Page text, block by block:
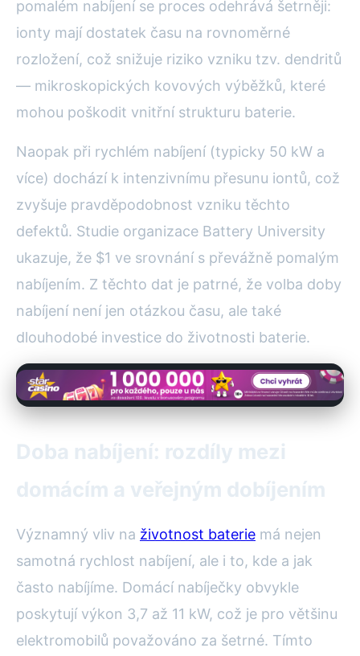
pomalém nabíjení se proces odehrává šetrněji:
ionty mají dostatek času na rovnoměrné
rozložení, což snižuje riziko vzniku tzv. dendritů
— mikroskopických kovových výběžků, které
mohou poškodit vnitřní strukturu baterie.
Naopak při rychlém nabíjení (typicky 50 kW a
více) dochází k intenzivnímu přesunu iontů, což
zvyšuje pravděpodobnost vzniku těchto
defektů. Studie organizace Battery University
ukazuje, že $1 ve srovnání s převážně pomalým
nabíjením. Z těchto dat je patrné, že volba doby
nabíjení není jen otázkou času, ale také
dlouhodobé investice do životnosti baterie.
Doba nabíjení: rozdíly mezi
domácím a veřejným dobíjením
Významný vliv na životnost baterie má nejen
samotná rychlost nabíjení, ale i to, kde a jak
často nabíjíme. Domácí nabíječky obvykle
poskytují výkon 3,7 až 11 kW, což je pro většinu
elektromobilů považováno za šetrné. Tímto